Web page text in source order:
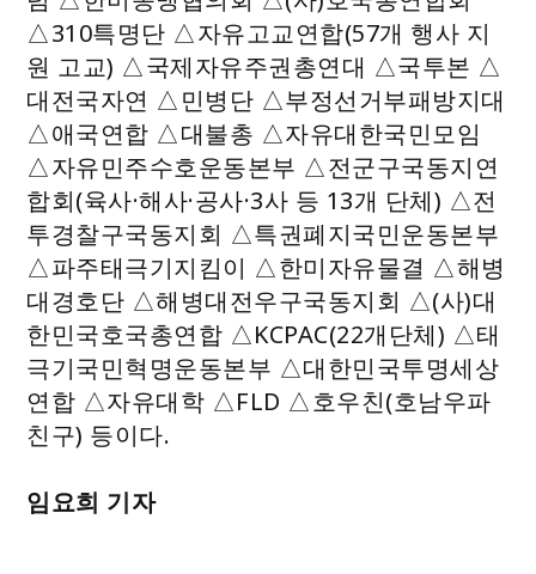
△310특명단 △자유고교연합(57개 행사 지
원 고교) △국제자유주권총연대 △국투본 △
대전국자연 △민병단 △부정선거부패방지대
△애국연합 △대불총 △자유대한국민모임
△자유민주수호운동본부 △전군구국동지연
합회(육사·해사·공사·3사 등 13개 단체) △전
투경찰구국동지회 △특권폐지국민운동본부
△파주태극기지킴이 △한미자유물결 △해병
대경호단 △해병대전우구국동지회 △(사)대
한민국호국총연합 △KCPAC(22개단체) △태
극기국민혁명운동본부 △대한민국투명세상
연합 △자유대학 △FLD △호우친(호남우파
친구) 등이다.
임요희 기자